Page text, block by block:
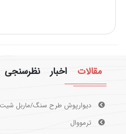
مقالات اخبار نظرسنجی
ترمووال
ماربلشیت